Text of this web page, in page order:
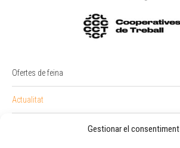
Gestionar el consentiment
Ofertes de feina
Actualitat